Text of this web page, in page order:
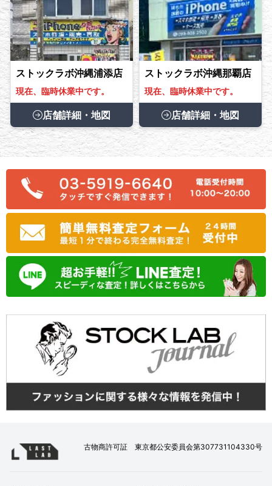
ストックラボ沖縄浦添店
現在、臨時休業中です。
店舗詳細・地図
ストックラボ沖縄那覇店
現在、臨時休業中です。
店舗詳細・地図
古物商許可証 東京都公安委員会第307731104330号